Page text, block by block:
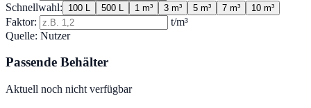
Schnellwahl:
100 L 500 L 1 m³ 3 m³ 5 m³ 7 m³ 10 m³
Faktor:
t/m³
Quelle: Nutzer
Passende Behälter
Aktuell noch nicht verfügbar